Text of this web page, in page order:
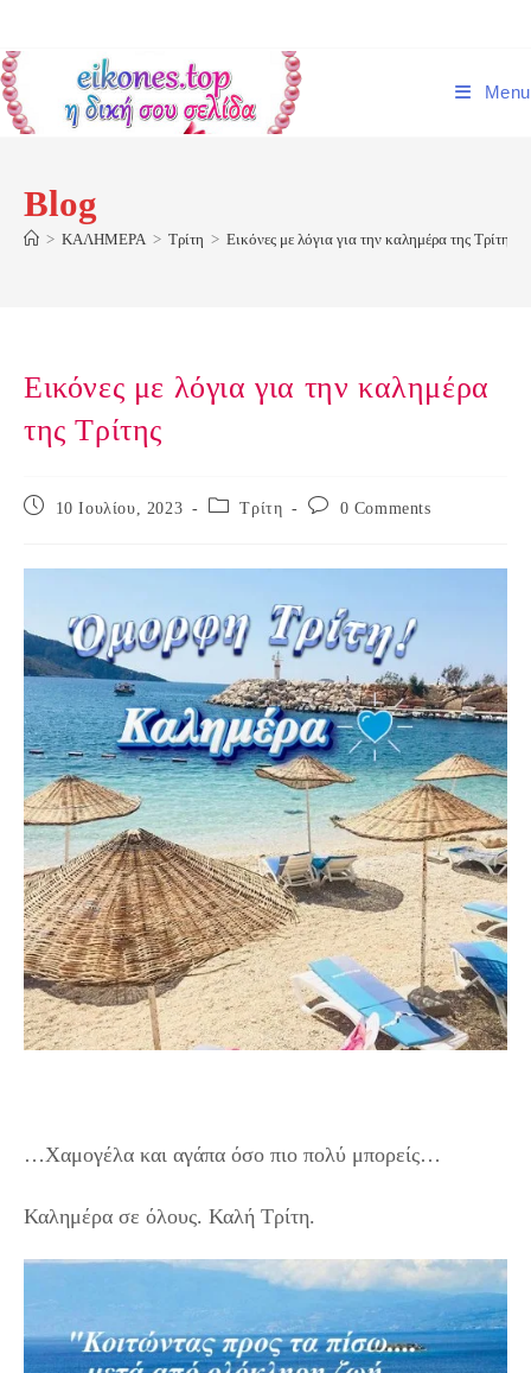
content
Menu
Blog
> ΚΑΛΗΜΕΡΑ > Τρίτη > Εικόνες με λόγια για την καλημέρα της Τρίτης
Εικόνες με λόγια για την καλημέρα
της Τρίτης
Post
10 Ιουλίου, 2023
Post Τρίτη
Post
0 Comments
…Χαμογέλα και αγάπα όσο πιο πολύ μπορείς…
Καλημέρα σε όλους. Καλή Τρίτη.